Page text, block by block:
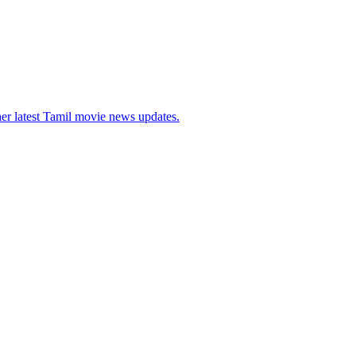
latest Tamil movie news updates.